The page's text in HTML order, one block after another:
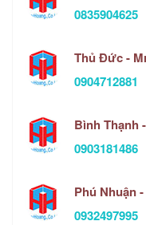
0835904625
Thủ Đức -
0904712881
Bình Thạnh
0903181486
Phú Nhuận
0932497995